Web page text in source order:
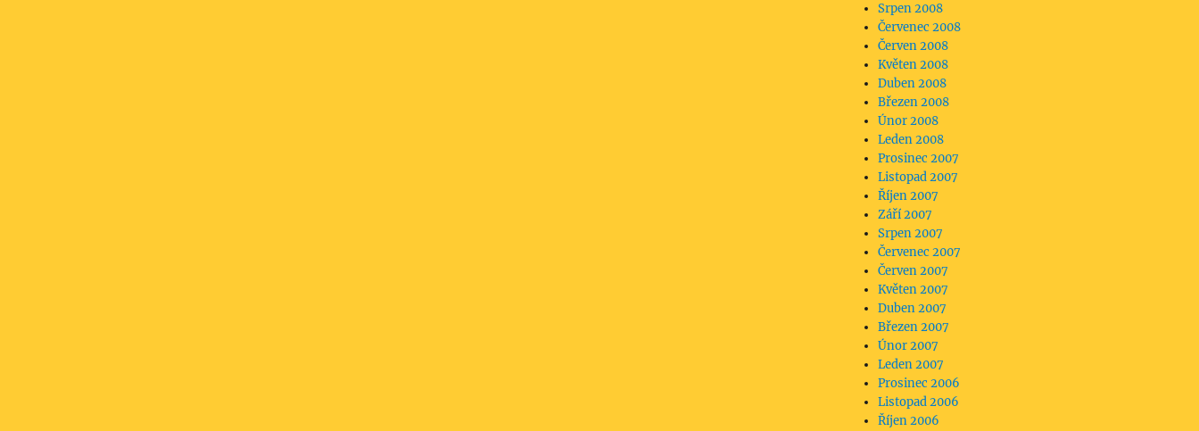
Srpen 2008
Červenec 2008
Červen 2008
Květen 2008
Duben 2008
Březen 2008
Únor 2008
Leden 2008
Prosinec 2007
Listopad 2007
Říjen 2007
Září 2007
Srpen 2007
Červenec 2007
Červen 2007
Květen 2007
Duben 2007
Březen 2007
Únor 2007
Leden 2007
Prosinec 2006
Listopad 2006
Říjen 2006